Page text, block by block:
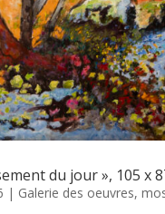
du jour », 105 x
| Galerie des oeuvres,